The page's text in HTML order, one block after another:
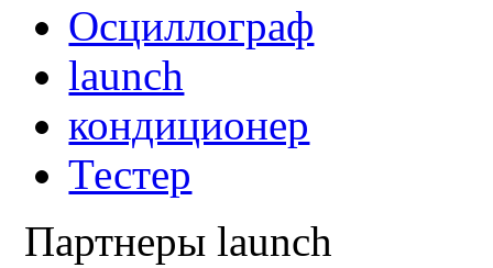
Осциллограф
launch
кондиционер
Тестер
Партнеры launch